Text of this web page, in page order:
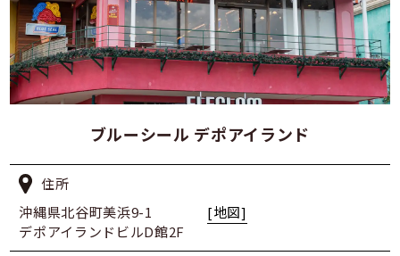
ブルーシール デポアイランド
住所
沖縄県北谷町美浜9-1
デポアイランドビルD館2F
[地図]